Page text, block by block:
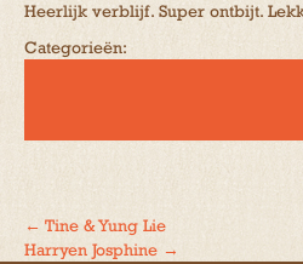
Heerlijk verblijf. Super ontbijt.
Categorieën:
Bericht
← Tine & Yung Lie
Harryen Josphine →